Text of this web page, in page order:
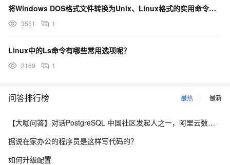
将Windows DOS格式文件转换为Unix、Linux格式的实用命令是什么呀？
3551 1
Linux中的Ls命令有哪些常用选项呢？
2169 1
问答排行榜 最热 最新
【大咖问答】对话PostgreSQL 中国社区发起人之一，阿里云数据库高级专家 德哥
据说在家办公的程序员是这样写代码的？
如何升级配置